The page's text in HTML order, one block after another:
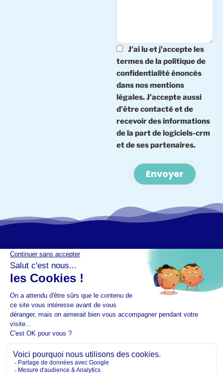
J'ai lu et j'accepte les
termes de la politique de
confidentialité énoncés
dans nos mentions
légales. J'accepte aussi
d'être contacté et de
recevoir des informations
de la part de logiciels-crm
et de ses partenaires.
Mentions légales
Recevoir notre newsletter